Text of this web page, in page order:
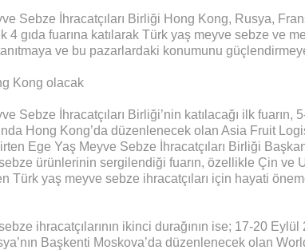
Sebze İhracatçıları Birliği Hong Kong, Rusya,
4 gıda fuarına katılarak Türk yaş meyve sebze ve
ve bu pazarlardaki konumunu
Kong olacak
Sebze İhracatçıları Birliği’nin katılacağı ilk fuarın,
Hong Kong’da düzenlenecek olan Asia Fruit
Ege Yaş Meyve Sebze İhracatçıları Birliği
ürünlerinin sergilendiği fuarın, özellikle Çin ve
Türk yaş meyve sebze ihracatçıları için hayati
ihracatçılarının ikinci durağının ise; 17-20
Başkenti Moskova’da düzenlenecek olan